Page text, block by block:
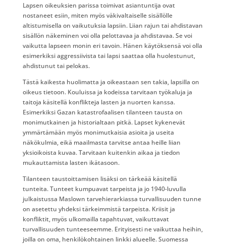
Lapsen oikeuksien parissa toimivat asiantuntija ovat
nostaneet esiin, miten myös väkivaltaiselle sisällölle
altistumisella on vaikutuksia lapsiin. Liian rajun tai ahdistavan
sisällön näkeminen voi olla pelottavaa ja ahdistavaa. Se voi
vaikutta lapseen monin eri tavoin. Hänen käytöksensä voi olla
esimerkiksi aggressiivista tai lapsi saattaa olla huolestunut,
ahdistunut tai pelokas.
Tästä kaikesta huolimatta ja oikeastaan sen takia, lapsilla on
oikeus tietoon. Kouluissa ja kodeissa tarvitaan työkaluja ja
taitoja käsitellä konflikteja lasten ja nuorten kanssa.
Esimerkiksi Gazan katastrofaalisen tilanteen tausta on
monimutkainen ja historialtaan pitkä. Lapset kykenevät
ymmärtämään myös monimutkaisia asioita ja useita
näkökulmia, eikä maailmasta tarvitse antaa heille liian
yksioikoista kuvaa. Tarvitaan kuitenkin aikaa ja tiedon
mukauttamista lasten ikätasoon.
Tilanteen taustoittamisen lisäksi on tärkeää käsitellä
tunteita. Tunteet kumpuavat tarpeista ja jo 1940-luvulla
julkaistussa Maslown tarvehierarkiassa turvallisuuden tunne
on asetettu yhdeksi tärkeimmistä tarpeista. Kriisit ja
konfliktit, myös ulkomailla tapahtuvat, vaikuttavat
turvallisuuden tunteeseemme. Erityisesti ne vaikuttaa heihin,
joilla on oma, henkilökohtainen linkki alueelle. Suomessa